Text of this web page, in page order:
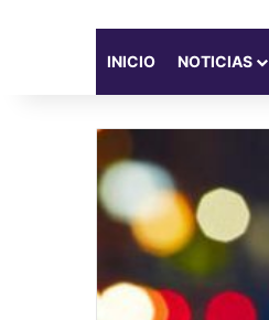
INICIO NOTICIAS